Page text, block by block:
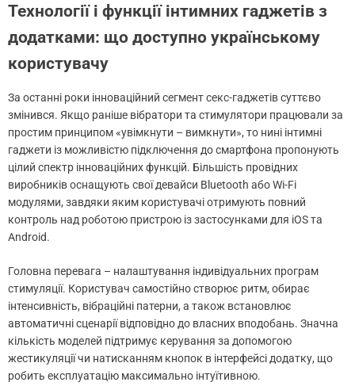
Технології і функції інтимних гаджетів з
додатками: що доступно українському
користувачу
За останні роки інноваційний сегмент секс-гаджетів суттєво
змінився. Якщо раніше вібратори та стимулятори працювали за
простим принципом «увімкнути – вимкнути», то нині інтимні
гаджети із можливістю підключення до смартфона пропонують
цілий спектр інноваційних функцій. Більшість провідних
виробників оснащують свої девайси Bluetooth або Wi-Fi
модулями, завдяки яким користувачі отримують повний
контроль над роботою пристрою із застосунками для iOS та
Android.
Головна перевага – налаштування індивідуальних програм
стимуляції. Користувач самостійно створює ритм, обирає
інтенсивність, вібраційні патерни, а також встановлює
автоматичні сценарії відповідно до власних вподобань. Значна
кількість моделей підтримує керування за допомогою
жестикуляції чи натисканням кнопок в інтерфейсі додатку, що
робить експлуатацію максимально інтуїтивною.